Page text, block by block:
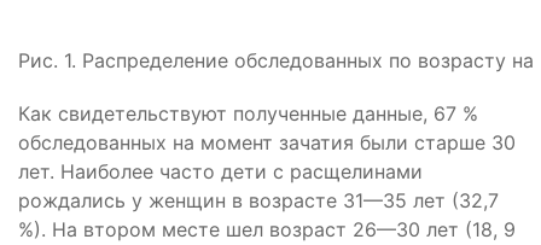
Рис. 1. Распределение обследованных по возрасту
Как свидетельствуют полученные данные, 67 %
обследованных на момент зачатия были старше 30
лет. Наиболее часто дети с расщелинами
рождались у женщин в возрасте 31—35 лет (32,7
%). На втором месте шел возраст 26—30 лет (18, 9